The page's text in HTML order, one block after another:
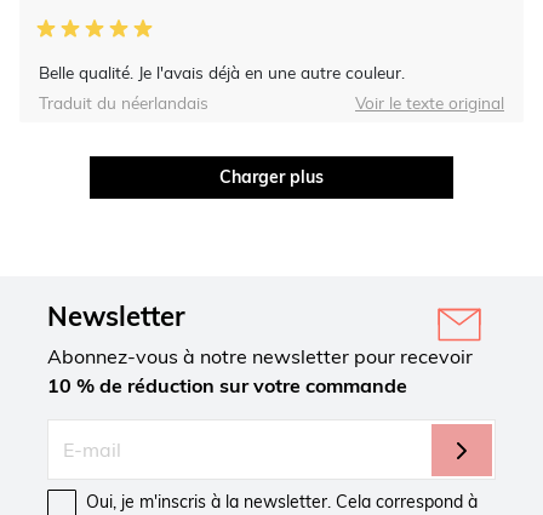
Belle qualité. Je l'avais déjà en une autre couleur.
Traduit du néerlandais
Voir le texte original
Charger plus
Newsletter
Abonnez-vous à notre newsletter pour recevoir
10 % de réduction sur votre commande
Oui, je m'inscris à la newsletter. Cela correspond à